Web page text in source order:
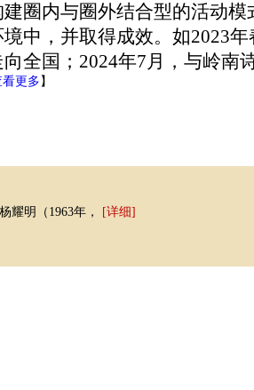
圈内与圈外结合型的活动
中，并取得成效。如2023
全国；2024年7月，与岭南
看更多 】
耀明（1963年，
[详细]